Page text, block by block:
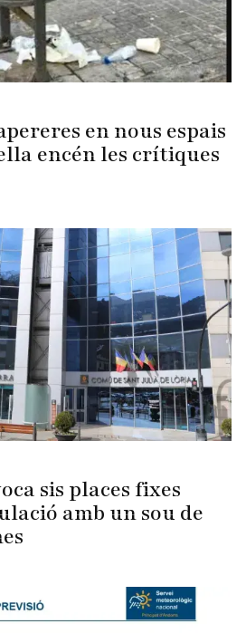
en nous espais
encén les crítiques
sis places fixes
amb un sou de